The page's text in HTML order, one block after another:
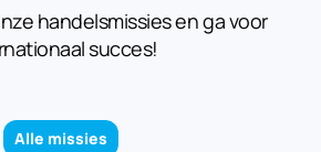
handelsmissies en ga voor
succes!
Alle missies